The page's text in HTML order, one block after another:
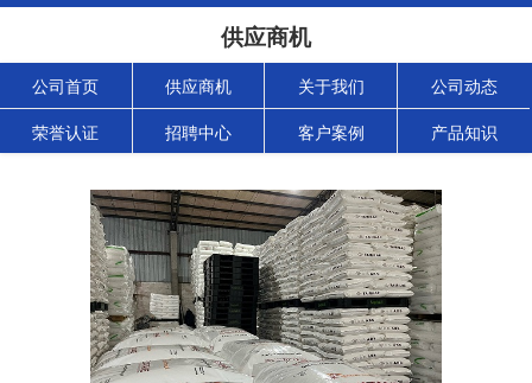
供应商机
公司首页 供应商机 关于我们 公司动态
荣誉认证 招聘中心 客户案例 产品知识